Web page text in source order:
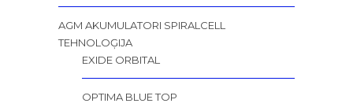
AGM AKUMULATORI SPIRALCELL
TEHNOLOĢIJA
EXIDE ORBITAL
OPTIMA BLUE TOP